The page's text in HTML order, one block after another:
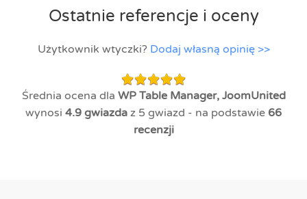
Ostatnie referencje i oceny
Użytkownik wtyczki? Dodaj własną opinię >>
Średnia ocena dla WP Table Manager, JoomUnited
wynosi 4.9 gwiazda z 5 gwiazd - na podstawie 66
recenzji